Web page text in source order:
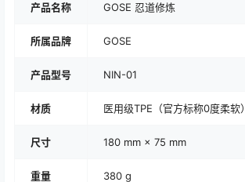
产品名称 GOSE 忍道修炼
所属品牌 GOSE
产品型号 NIN-01
材质 医用级TPE（官方标称0度柔软）
尺寸 180 mm × 75 mm
重量 380 g